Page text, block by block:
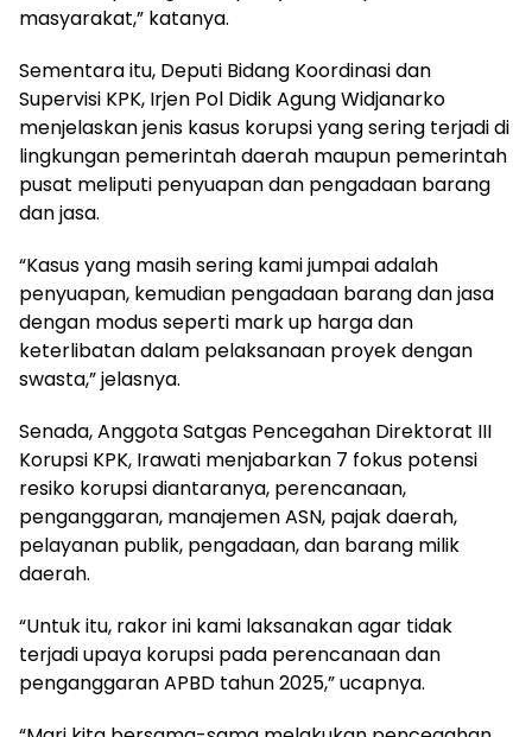
masyarakat,” katanya.
Sementara itu, Deputi Bidang Koordinasi dan
Supervisi KPK, Irjen Pol Didik Agung Widjanarko
menjelaskan jenis kasus korupsi yang sering terjadi di
lingkungan pemerintah daerah maupun pemerintah
pusat meliputi penyuapan dan pengadaan barang
dan jasa.
“Kasus yang masih sering kami jumpai adalah
penyuapan, kemudian pengadaan barang dan jasa
dengan modus seperti mark up harga dan
keterlibatan dalam pelaksanaan proyek dengan
swasta,” jelasnya.
Senada, Anggota Satgas Pencegahan Direktorat III
Korupsi KPK, Irawati menjabarkan 7 fokus potensi
resiko korupsi diantaranya, perencanaan,
penganggaran, manajemen ASN, pajak daerah,
pelayanan publik, pengadaan, dan barang milik
daerah.
“Untuk itu, rakor ini kami laksanakan agar tidak
terjadi upaya korupsi pada perencanaan dan
penganggaran APBD tahun 2025,” ucapnya.